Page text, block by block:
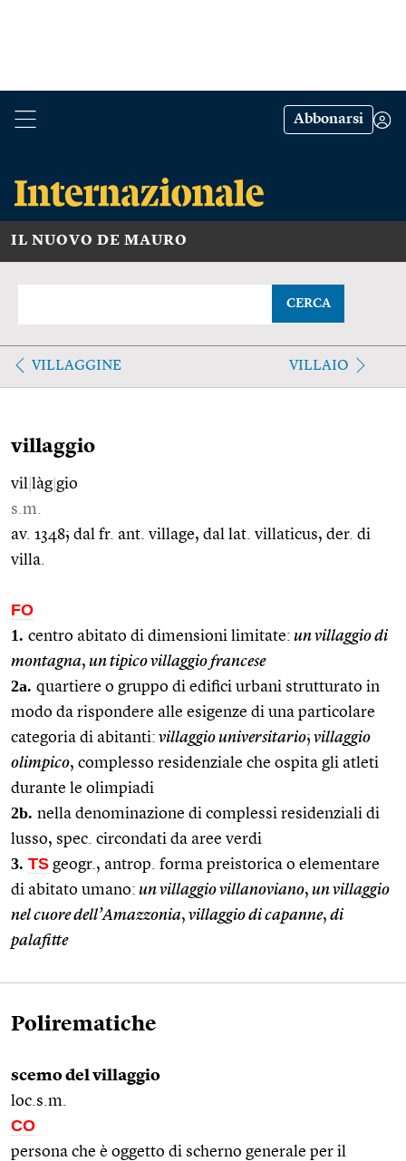
Abbonarsi
IL NUOVO DE MAURO
CERCA
VILLAGGINE VILLAIO
villaggio
vil làg gio
s.m.
av. 1348; dal fr. ant. village, dal lat. villaticus, der. di
villa.
FO
1. centro abitato di dimensioni limitate: un villaggio di
montagna, un tipico villaggio francese
2a. quartiere o gruppo di edifici urbani strutturato in
modo da rispondere alle esigenze di una particolare
categoria di abitanti: villaggio universitario; villaggio
olimpico, complesso residenziale che ospita gli atleti
durante le olimpiadi
2b. nella denominazione di complessi residenziali di
lusso, spec. circondati da aree verdi
3. TS geogr., antrop. forma preistorica o elementare
di abitato umano: un villaggio villanoviano, un villaggio
nel cuore dell’Amazzonia, villaggio di capanne, di
palafitte
Polirematiche
scemo del villaggio
loc.s.m.
CO
persona che è oggetto di scherno generale per il